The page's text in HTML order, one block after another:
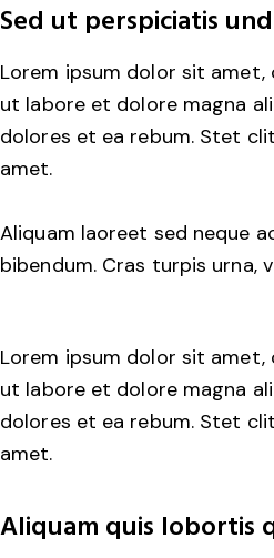
Sed ut perspiciatis
Lorem ipsum dolor sit
ut labore et dolore magna
dolores et ea rebum. Stet
amet.
Aliquam laoreet sed neque
bibendum. Cras turpis
Lorem ipsum dolor sit
ut labore et dolore magna
dolores et ea rebum. Stet
amet.
Aliquam quis lobortis